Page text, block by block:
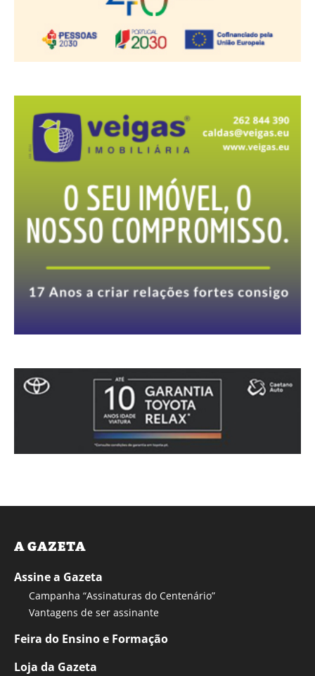
A GAZETA
Assine a Gazeta
Campanha “Assinaturas do Centenário”
Vantagens de ser assinante
Feira do Ensino e Formação
Loja da Gazeta